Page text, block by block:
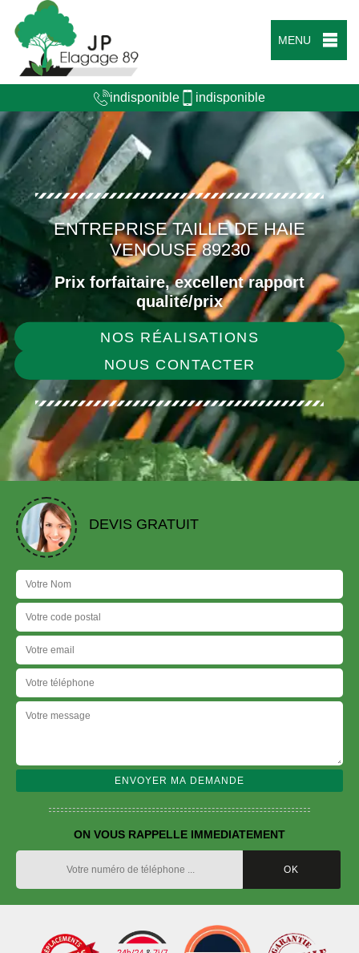
MENU
indisponible indisponible
ENTREPRISE TAILLE DE HAIE
VENOUSE 89230
Prix forfaitaire, excellent rapport
qualité/prix
NOS RÉALISATIONS
NOUS CONTACTER
DEVIS GRATUIT
ON VOUS RAPPELLE IMMEDIATEMENT